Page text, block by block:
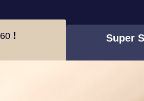
! Super